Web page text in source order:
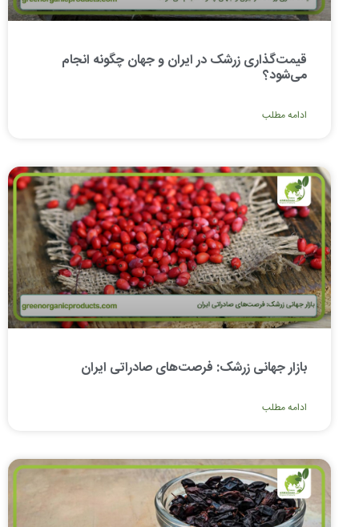
قیمت‌گذاری زرشک در ایران و جهان چگونه انجام
می‌شود؟
ادامه مطلب
بازار جهانی زرشک: فرصت‌های صادراتی ایران
ادامه مطلب